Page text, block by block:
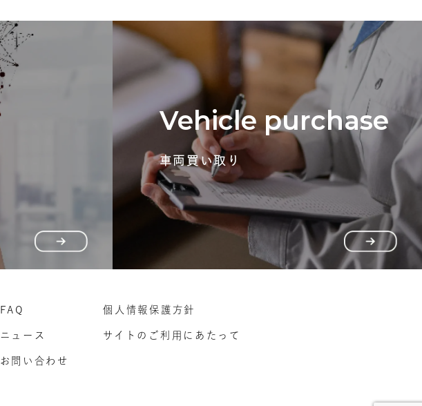
Vehicle purchase
車両買い取り
FAQ
ニュース
お問い合わせ
個人情報保護方針
サイトのご利用にあたって